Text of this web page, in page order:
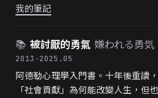
我的筆記
📚 被討厭的勇氣 嫌われる勇気
2013 · 2025.05
阿德勒心理學入門書。十年後重讀
「社會貢獻」為何能改變人生，但